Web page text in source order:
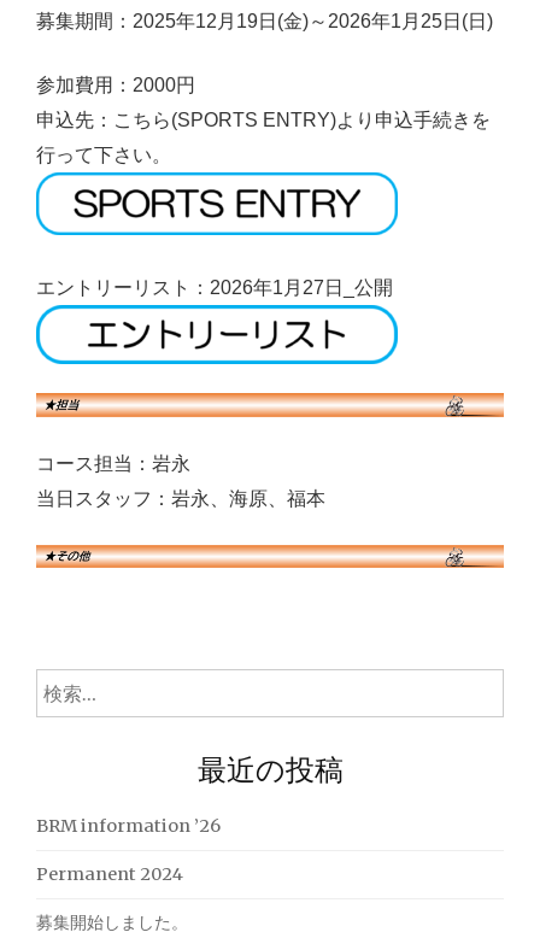
募集期間：2025年12月19日(金)～2026年1月25日(日)
参加費用：2000円
申込先：こちら(SPORTS ENTRY)より申込手続きを
行って下さい。
エントリーリスト：2026年1月27日_公開
コース担当：岩永
当日スタッフ：岩永、海原、福本
検
索:
最近の投稿
BRM information ’26
Permanent 2024
募集開始しました。